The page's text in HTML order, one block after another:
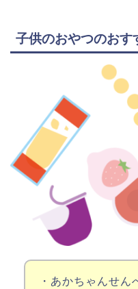
子供のおやつのおす
・あかちゃんせん